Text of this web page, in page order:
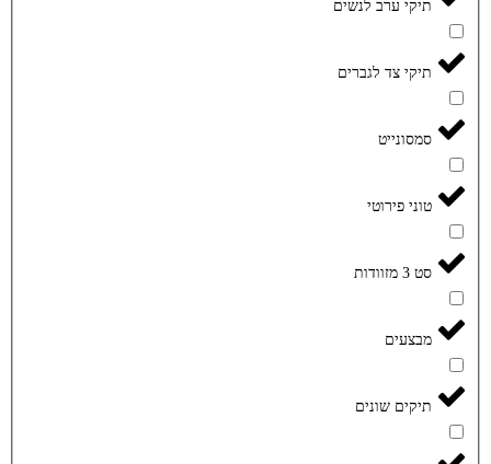
תיקי ערב לנשים
תיקי צד לגברים
סמסונייט
טוני פירוטי
סט 3 מזוודות
מבצעים
תיקים שונים